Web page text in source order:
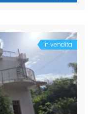
In vendita